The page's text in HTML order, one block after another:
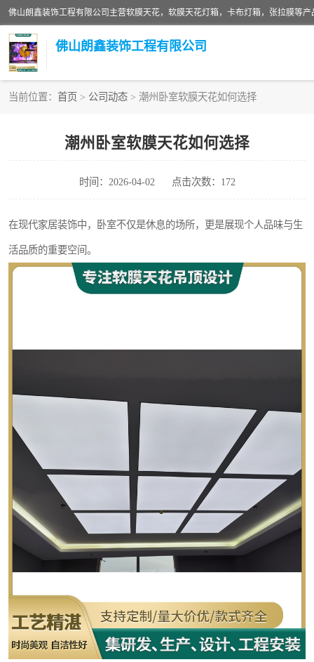
佛山朗鑫装饰工程有限公司
当前位置： 首页 > 公司动态 > 潮州卧室软膜天花如何选择
潮州卧室软膜天花如何选择
时间：2026-04-02 点击次数：172
在现代家居装饰中，卧室不仅是休息的场所，更是展现个人品味与生
活品质的重要空间。